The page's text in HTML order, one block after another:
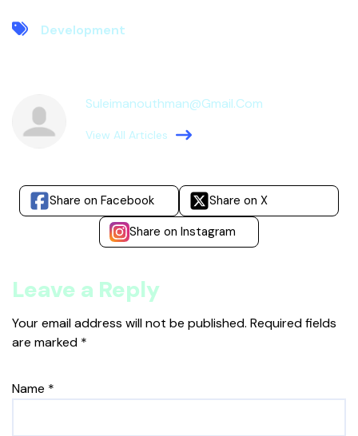
Development
Suleimanouthman@gmail.com
View All Articles
Share on Facebook
Share on X
Share on Instagram
Leave a Reply
Your email address will not be published. Required fields
are marked *
Name *